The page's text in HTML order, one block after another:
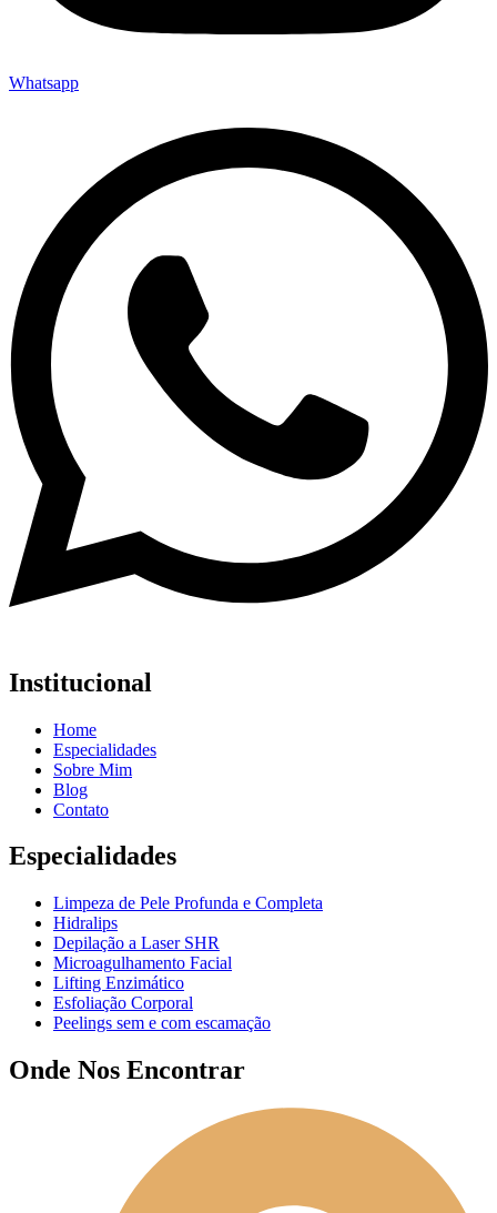
Whatsapp
Institucional
Home
Especialidades
Sobre Mim
Blog
Contato
Especialidades
Limpeza de Pele Profunda e Completa
Hidralips
Depilação a Laser SHR
Microagulhamento Facial
Lifting Enzimático
Esfoliação Corporal
Peelings sem e com escamação
Onde Nos Encontrar